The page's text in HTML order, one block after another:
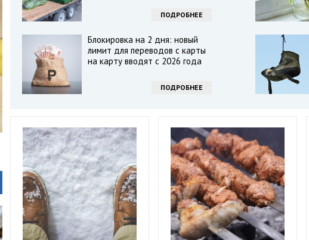
ПОДРОБНЕЕ
Блокировка на 2 дня: новый
лимит для переводов с карты
на карту вводят с 2026 года
ПОДРОБНЕЕ